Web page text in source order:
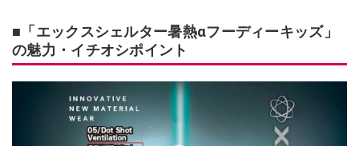
■「エックスシェルター暑熱αフーディーキッズ」
の魅力・イチオシポイント